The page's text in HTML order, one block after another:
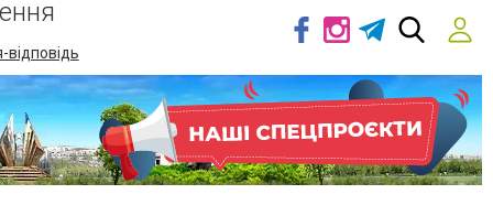
відповідь